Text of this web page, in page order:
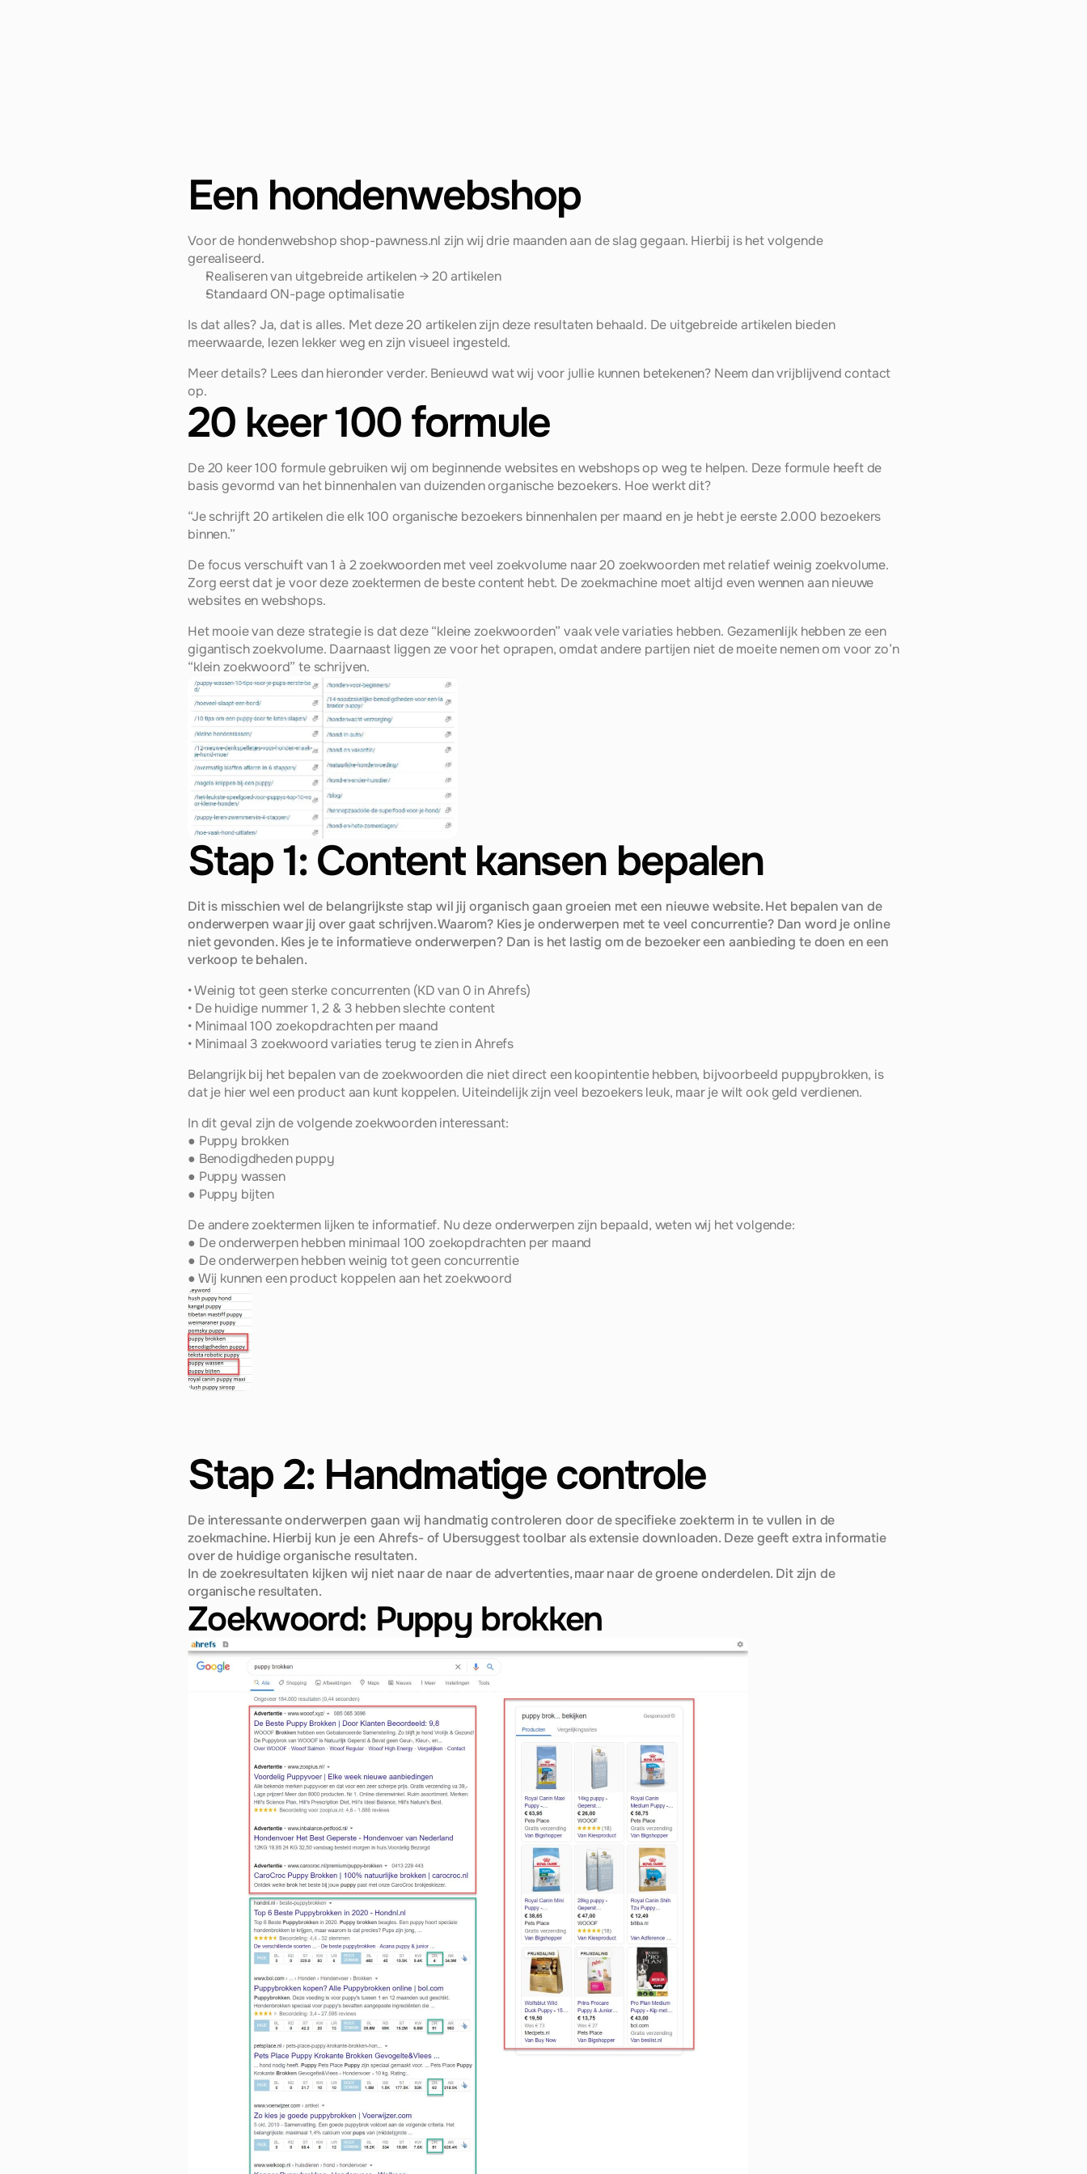
Een hondenwebshop
Voor de hondenwebshop shop-pawness.nl zijn wij drie maanden aan de slag gegaan. Hierbij is het volgende
gerealiseerd.
Realiseren van uitgebreide artikelen → 20 artikelen
Standaard ON-page optimalisatie
Is dat alles? Ja, dat is alles. Met deze 20 artikelen zijn deze resultaten behaald. De uitgebreide artikelen bieden
meerwaarde, lezen lekker weg en zijn visueel ingesteld.
Meer details? Lees dan hieronder verder. Benieuwd wat wij voor jullie kunnen betekenen? Neem dan vrijblijvend contact
op.
20 keer 100 formule
De 20 keer 100 formule gebruiken wij om beginnende websites en webshops op weg te helpen. Deze formule heeft de
basis gevormd van het binnenhalen van duizenden organische bezoekers. Hoe werkt dit?
“Je schrijft 20 artikelen die elk 100 organische bezoekers binnenhalen per maand en je hebt je eerste 2.000 bezoekers
binnen.”
De focus verschuift van 1 à 2 zoekwoorden met veel zoekvolume naar 20 zoekwoorden met relatief weinig zoekvolume.
Zorg eerst dat je voor deze zoektermen de beste content hebt. De zoekmachine moet altijd even wennen aan nieuwe
websites en webshops.
Het mooie van deze strategie is dat deze “kleine zoekwoorden” vaak vele variaties hebben. Gezamenlijk hebben ze een
gigantisch zoekvolume. Daarnaast liggen ze voor het oprapen, omdat andere partijen niet de moeite nemen om voor zo’n
“klein zoekwoord” te schrijven.
Stap 1: Content kansen bepalen
Dit is misschien wel de belangrijkste stap wil jij organisch gaan groeien met een nieuwe website. Het bepalen van de
onderwerpen waar jij over gaat schrijven. Waarom? Kies je onderwerpen met te veel concurrentie? Dan word je online
niet gevonden. Kies je te informatieve onderwerpen? Dan is het lastig om de bezoeker een aanbieding te doen en een
verkoop te behalen.
• Weinig tot geen sterke concurrenten (KD van 0 in Ahrefs)
• De huidige nummer 1, 2 & 3 hebben slechte content
• Minimaal 100 zoekopdrachten per maand
• Minimaal 3 zoekwoord variaties terug te zien in Ahrefs
Belangrijk bij het bepalen van de zoekwoorden die niet direct een koopintentie hebben, bijvoorbeeld puppybrokken, is
dat je hier wel een product aan kunt koppelen. Uiteindelijk zijn veel bezoekers leuk, maar je wilt ook geld verdienen.
In dit geval zijn de volgende zoekwoorden interessant:
● Puppy brokken
● Benodigdheden puppy
● Puppy wassen
● Puppy bijten
De andere zoektermen lijken te informatief. Nu deze onderwerpen zijn bepaald, weten wij het volgende:
● De onderwerpen hebben minimaal 100 zoekopdrachten per maand
● De onderwerpen hebben weinig tot geen concurrentie
● Wij kunnen een product koppelen aan het zoekwoord
Stap 2: Handmatige controle
De interessante onderwerpen gaan wij handmatig controleren door de specifieke zoekterm in te vullen in de
zoekmachine. Hierbij kun je een Ahrefs- of Ubersuggest toolbar als extensie downloaden. Deze geeft extra informatie
over de huidige organische resultaten.
In de zoekresultaten kijken wij niet naar de naar de advertenties, maar naar de groene onderdelen. Dit zijn de
organische resultaten.
Zoekwoord: Puppy brokken